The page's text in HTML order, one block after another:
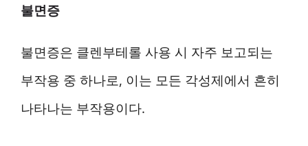
불면증
불면증은 클렌부테롤 사용 시 자주 보고되는
부작용 중 하나로, 이는 모든 각성제에서 흔히
나타나는 부작용이다.